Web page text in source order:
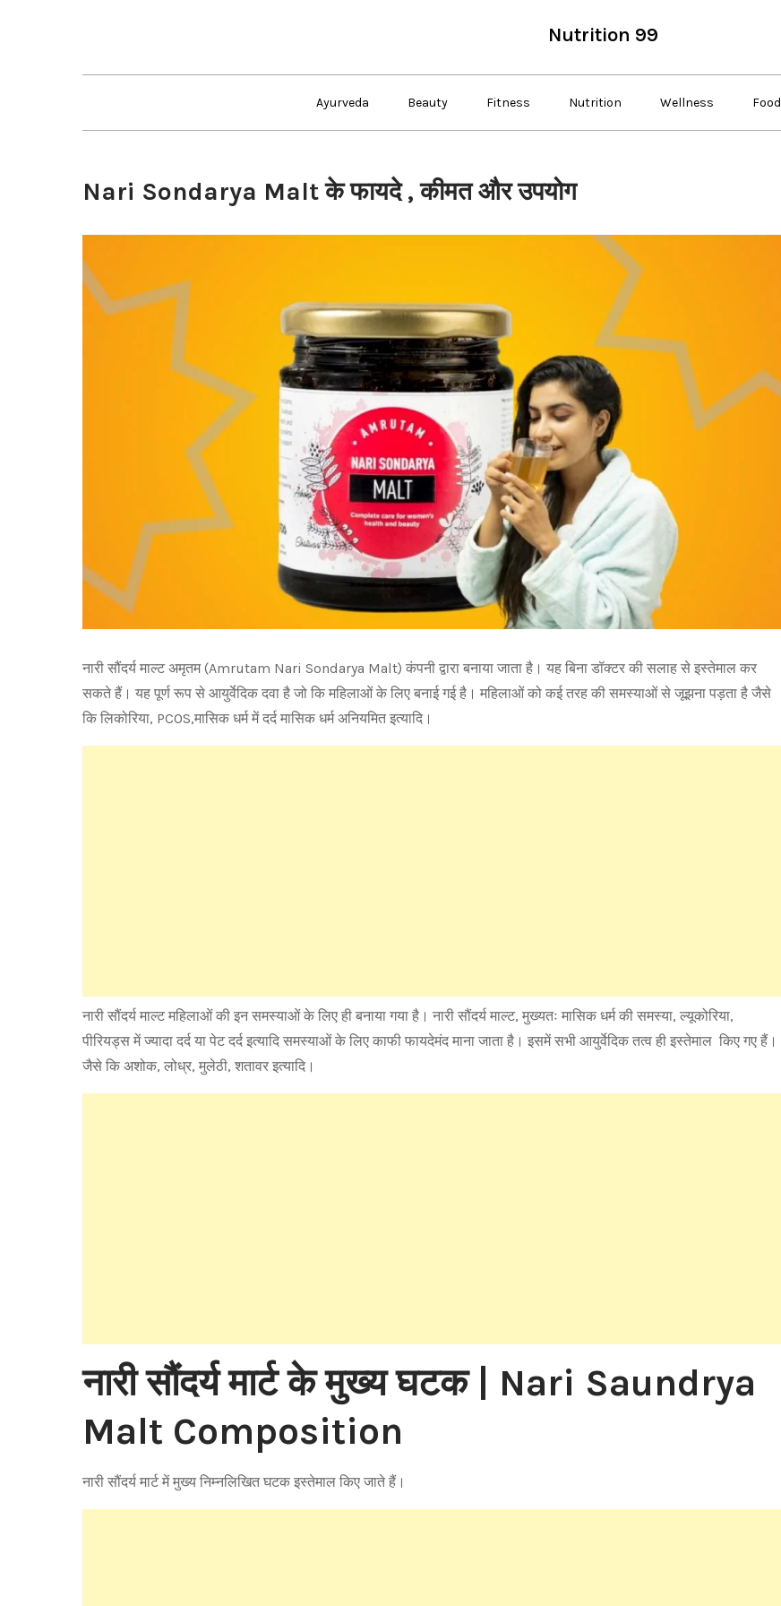
Nutrition 99
Ayurveda Beauty Fitness Nutrition Wellness Food
Nari Sondarya Malt के फायदे , कीमत और उपयोग
नारी सौंदर्य माल्ट अमृतम (Amrutam Nari Sondarya Malt) कंपनी द्वारा बनाया जाता है। यह बिना डॉक्टर की सलाह से इस्तेमाल कर
सकते हैं। यह पूर्ण रूप से आयुर्वेदिक दवा है जो कि महिलाओं के लिए बनाई गई है। महिलाओं को कई तरह की समस्याओं से जूझना पड़ता है जैसे
कि लिकोरिया, PCOS,मासिक धर्म में दर्द मासिक धर्म अनियमित इत्यादि।
नारी सौंदर्य माल्ट महिलाओं की इन समस्याओं के लिए ही बनाया गया है। नारी सौंदर्य माल्ट, मुख्यतः मासिक धर्म की समस्या, ल्यूकोरिया,
पीरियड्स में ज्यादा दर्द या पेट दर्द इत्यादि समस्याओं के लिए काफी फायदेमंद माना जाता है। इसमें सभी आयुर्वेदिक तत्व ही इस्तेमाल किए गए हैं।
जैसे कि अशोक, लोध्र, मुलेठी, शतावर इत्यादि।
नारी सौंदर्य मार्ट के मुख्य घटक | Nari Saundrya
Malt Composition
नारी सौंदर्य मार्ट में मुख्य निम्नलिखित घटक इस्तेमाल किए जाते हैं।